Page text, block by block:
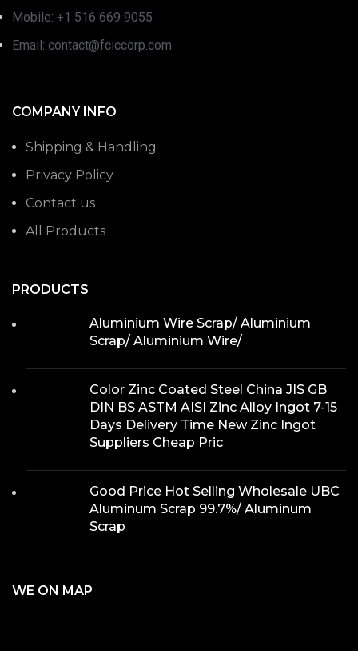
Mobile: +1 516 669 9055
Email: contact@fciccorp.com
COMPANY INFO
Shipping & Handling
Privacy Policy
Contact us
All Products
PRODUCTS
Aluminium Wire Scrap/ Aluminium
Scrap/ Aluminium Wire/
Color Zinc Coated Steel China JIS GB
DIN BS ASTM AISI Zinc Alloy Ingot 7-15
Days Delivery Time New Zinc Ingot
Suppliers Cheap Pric
Good Price Hot Selling Wholesale UBC
Aluminum Scrap 99.7%/ Aluminum
Scrap
WE ON MAP